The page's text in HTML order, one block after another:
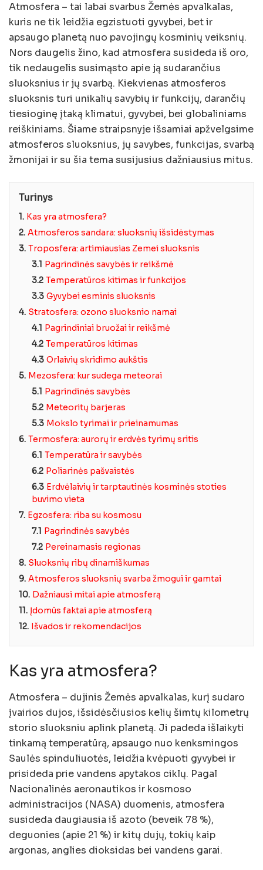
Atmosfera – tai labai svarbus Žemės apvalkalas,
kuris ne tik leidžia egzistuoti gyvybei, bet ir
apsaugo planetą nuo pavojingų kosminių veiksnių.
Nors daugelis žino, kad atmosfera susideda iš oro,
tik nedaugelis susimąsto apie ją sudarančius
sluoksnius ir jų svarbą. Kiekvienas atmosferos
sluoksnis turi unikalių savybių ir funkcijų, darančių
tiesioginę įtaką klimatui, gyvybei, bei globaliniams
reiškiniams. Šiame straipsnyje išsamiai apžvelgsime
atmosferos sluoksnius, jų savybes, funkcijas, svarbą
žmonijai ir su šia tema susijusius dažniausius mitus.
Turinys
1. Kas yra atmosfera?
2. Atmosferos sandara: sluoksnių išsidėstymas
3. Troposfera: artimiausias Zemei sluoksnis
3.1 Pagrindinės savybės ir reikšmė
3.2 Temperatūros kitimas ir funkcijos
3.3 Gyvybei esminis sluoksnis
4. Stratosfera: ozono sluoksnio namai
4.1 Pagrindiniai bruožai ir reikšmė
4.2 Temperatūros kitimas
4.3 Orlaivių skridimo aukštis
5. Mezosfera: kur sudega meteorai
5.1 Pagrindinės savybės
5.2 Meteoritų barjeras
5.3 Mokslo tyrimai ir prieinamumas
6. Termosfera: aurorų ir erdvės tyrimų sritis
6.1 Temperatūra ir savybės
6.2 Poliarinės pašvaistės
6.3 Erdvėlaivių ir tarptautinės kosminės stoties
buvimo vieta
7. Egzosfera: riba su kosmosu
7.1 Pagrindinės savybės
7.2 Pereinamasis regionas
8. Sluoksnių ribų dinamiškumas
9. Atmosferos sluoksnių svarba žmogui ir gamtai
10. Dažniausi mitai apie atmosferą
11. Įdomūs faktai apie atmosferą
12. Išvados ir rekomendacijos
Kas yra atmosfera?
Atmosfera – dujinis Žemės apvalkalas, kurį sudaro
įvairios dujos, išsidėsčiusios kelių šimtų kilometrų
storio sluoksniu aplink planetą. Ji padeda išlaikyti
tinkamą temperatūrą, apsaugo nuo kenksmingos
Saulės spinduliuotės, leidžia kvėpuoti gyvybei ir
prisideda prie vandens apytakos ciklų. Pagal
Nacionalinės aeronautikos ir kosmoso
administracijos (NASA) duomenis, atmosfera
susideda daugiausia iš azoto (beveik 78 %),
deguonies (apie 21 %) ir kitų dujų, tokių kaip
argonas, anglies dioksidas bei vandens garai.